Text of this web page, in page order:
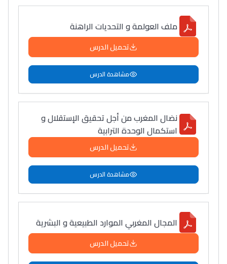
ملف العولمة و التحديات الراهنة
تحميل الدرس
مشاهدة الدرس
نضال المغرب من أجل تحقيق الإستقلال و
استكمال الوحدة الترابية
تحميل الدرس
مشاهدة الدرس
المجال المغربي الموارد الطبيعية و البشرية
تحميل الدرس